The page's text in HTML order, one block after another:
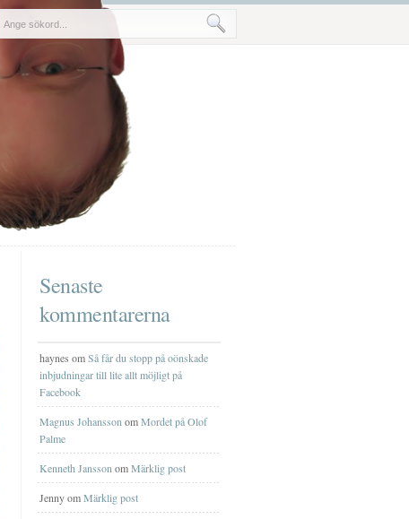
Senaste
kommentarerna
haynes omSå får du stopp på oönskade
inbjudningar till lite allt möjligt på
Facebook
Magnus Johansson omMordet på Olof
Palme
Kenneth Jansson omMärklig post
Jenny omMärklig post